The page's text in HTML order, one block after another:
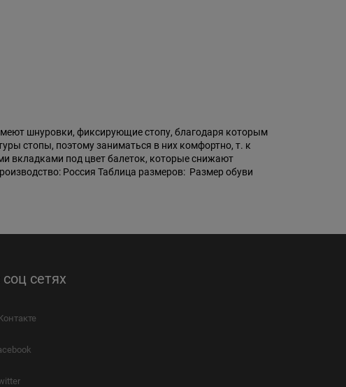
шнуровки, фиксирующие стопу, благодаря которым
стопы, поэтому заниматься в них комфортно, т. к
вкладками под цвет балеток, которые снижают
Россия Таблица размеров: Размер обуви
сетях